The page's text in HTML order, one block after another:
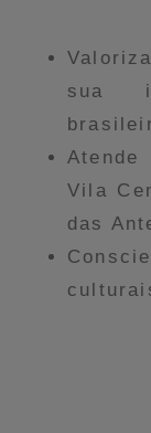
sua
Vila
das